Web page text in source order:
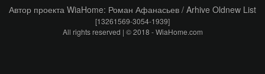
Автор проекта WiaHome: Роман Афанасьев / Arhive Oldnew List
[13261569-3054-1939]
All rights reserved | © 2018 - WiaHome.com